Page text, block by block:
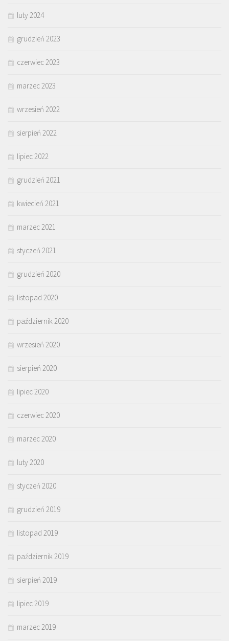
luty 2024
grudzień 2023
czerwiec 2023
marzec 2023
wrzesień 2022
sierpień 2022
lipiec 2022
grudzień 2021
kwiecień 2021
marzec 2021
styczeń 2021
grudzień 2020
listopad 2020
październik 2020
wrzesień 2020
sierpień 2020
lipiec 2020
czerwiec 2020
marzec 2020
luty 2020
styczeń 2020
grudzień 2019
listopad 2019
październik 2019
sierpień 2019
lipiec 2019
marzec 2019